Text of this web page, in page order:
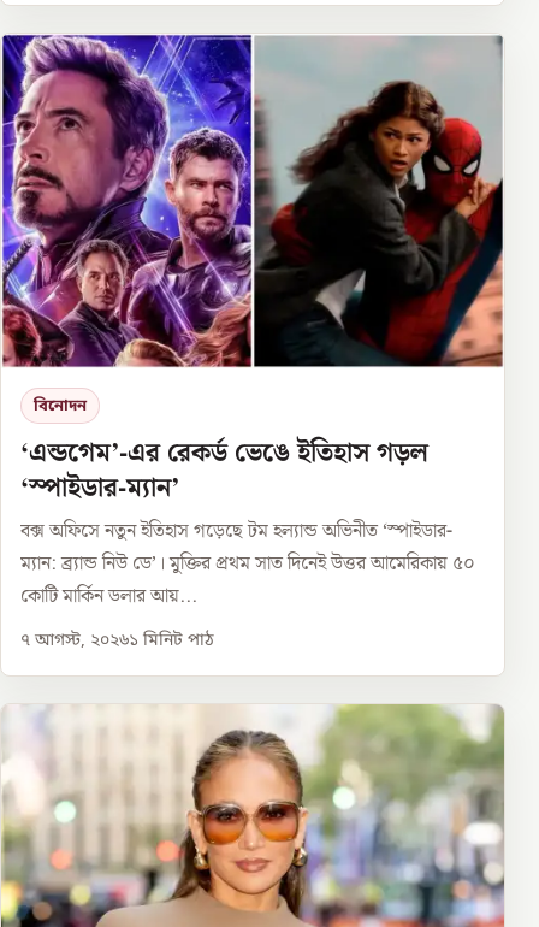
বিনোদন
‘এন্ডগেম’-এর রেকর্ড ভেঙে ইতিহাস গড়ল
‘স্পাইডার-ম্যান’
বক্স অফিসে নতুন ইতিহাস গড়েছে টম হল্যান্ড অভিনীত ‘স্পাইডার-
ম্যান: ব্র্যান্ড নিউ ডে’। মুক্তির প্রথম সাত দিনেই উত্তর আমেরিকায় ৫০
কোটি মার্কিন ডলার আয়...
৭ আগস্ট, ২০২৬১ মিনিট পাঠ